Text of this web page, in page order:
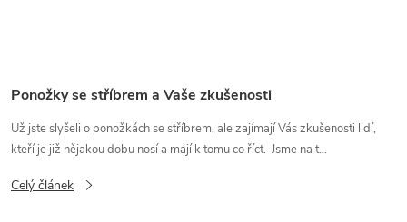
Ponožky se stříbrem a Vaše zkušenosti
Už jste slyšeli o ponožkách se stříbrem, ale zajímají Vás zkušenosti lidí,
kteří je již nějakou dobu nosí a mají k tomu co říct. Jsme na t...
Celý článek